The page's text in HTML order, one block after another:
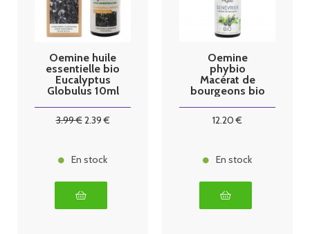
Oemine huile
essentielle bio
Eucalyptus
Globulus 10ml
3.99€2.39€
En stock
Oemine
phybio
Macérat de
bourgeons bio
12.20 €
En stock